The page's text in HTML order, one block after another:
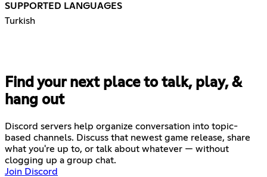
SUPPORTED LANGUAGES
Turkish
Find your next place to talk, play, &
hang out
Discord servers help organize conversation into topic-
based channels. Discuss that newest game release, share
what you're up to, or talk about whatever — without
clogging up a group chat.
Join Discord